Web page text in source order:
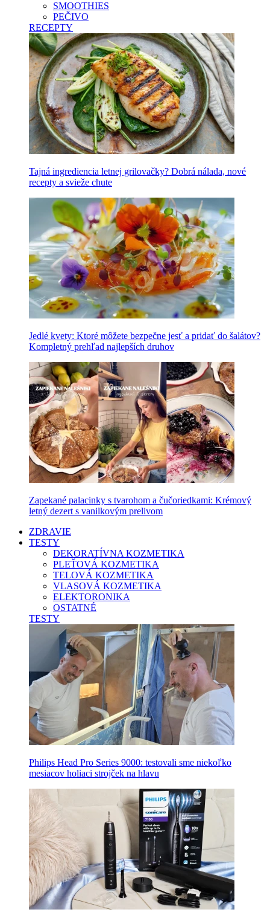
SMOOTHIES
PEČIVO
RECEPTY
Tajná ingrediencia letnej grilovačky? Dobrá nálada, nové
recepty a svieže chute
Jedlé kvety: Ktoré môžete bezpečne jesť a pridať do šalátov?
Kompletný prehľad najlepších druhov
Zapekané palacinky s tvarohom a čučoriedkami: Krémový
letný dezert s vanilkovým prelivom
ZDRAVIE
TESTY
DEKORATÍVNA KOZMETIKA
PLEŤOVÁ KOZMETIKA
TELOVÁ KOZMETIKA
VLASOVÁ KOZMETIKA
ELEKTORONIKA
OSTATNÉ
TESTY
Philips Head Pro Series 9000: testovali sme niekoľko
mesiacov holiaci strojček na hlavu